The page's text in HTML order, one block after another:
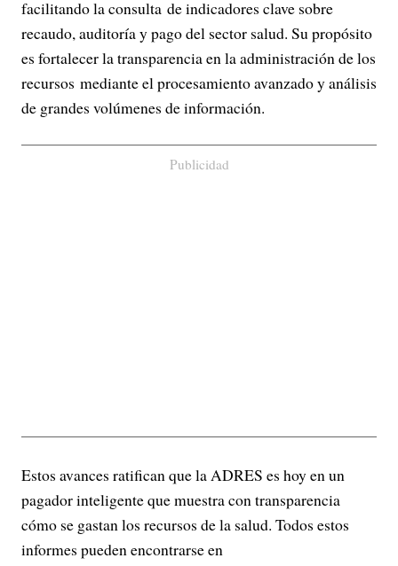
facilitando la consulta de indicadores clave sobre
recaudo, auditoría y pago del sector salud. Su propósito
es fortalecer la transparencia en la administración de los
recursos mediante el procesamiento avanzado y análisis
de grandes volúmenes de información.
Publicidad
Estos avances ratifican que la ADRES es hoy en un
pagador inteligente que muestra con transparencia
cómo se gastan los recursos de la salud. Todos estos
informes pueden encontrarse en